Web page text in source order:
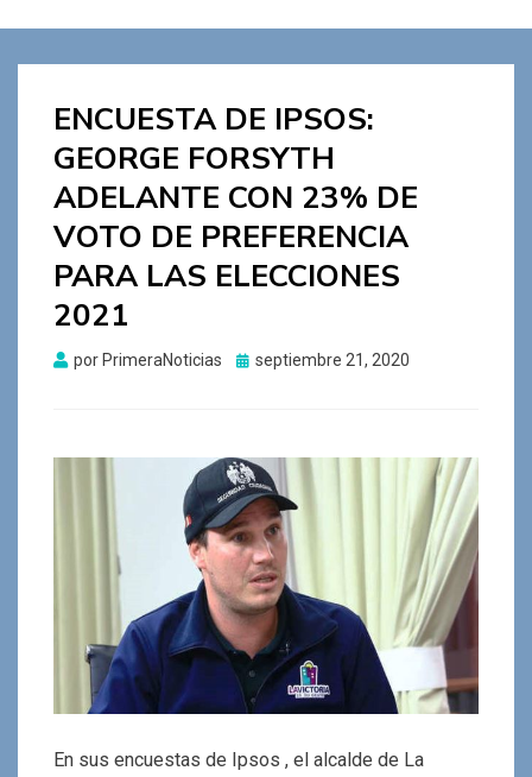
ENCUESTA DE IPSOS:
GEORGE FORSYTH
ADELANTE CON 23% DE
VOTO DE PREFERENCIA
PARA LAS ELECCIONES
2021
por PrimeraNoticias
Publicado
septiembre 21, 2020
En sus encuestas de Ipsos , el alcalde de La